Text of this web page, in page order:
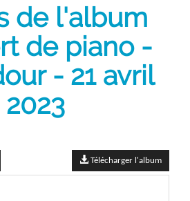
de l'album
de piano -
- 21 avril
2023
Télécharger l'album